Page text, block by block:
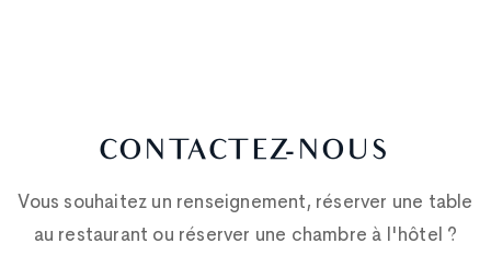
CONTACTEZ-NOUS
Vous souhaitez un renseignement, réserver une table
au restaurant ou réserver une chambre à l'hôtel ?